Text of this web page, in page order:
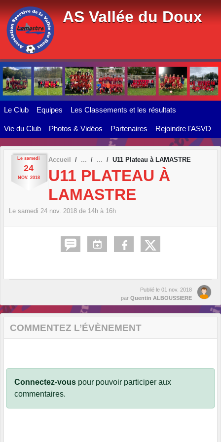
AS Vallée du Doux
Le Club Equipes Les Classements et les résultats
Vie du Club Photos & Vidéos Partenaires Rejoindre l'ASVD
Le samedi
24
NOV. 2018
Accueil U11 Plateau à LAMASTRE
U11 PLATEAU À
LAMASTRE
Le samedi 24 nov. 2018 de 14h à 16h
Publié le 01 nov. 2018
par Quentin ALBOUSSIERE
COMMENTEZ L’ÉVÈNEMENT
Connectez-vous pour pouvoir participer aux
commentaires.
Panneau de gestion des cookies